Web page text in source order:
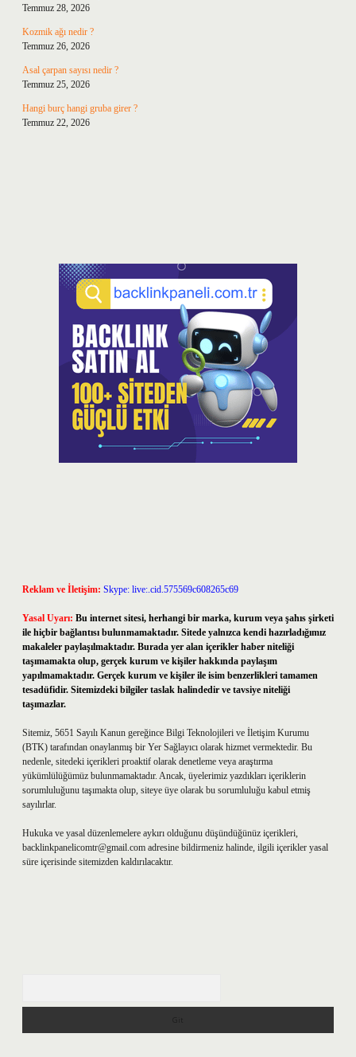
Temmuz 28, 2026
Kozmik ağı nedir ?
Temmuz 26, 2026
Asal çarpan sayısı nedir ?
Temmuz 25, 2026
Hangi burç hangi gruba girer ?
Temmuz 22, 2026
Reklam ve İletişim: Skype: live:.cid.575569c608265c69
Yasal Uyarı: Bu internet sitesi, herhangi bir marka, kurum veya şahıs şirketi
ile hiçbir bağlantısı bulunmamaktadır. Sitede yalnızca kendi hazırladığımız
makaleler paylaşılmaktadır. Burada yer alan içerikler haber niteliği
taşımamakta olup, gerçek kurum ve kişiler hakkında paylaşım
yapılmamaktadır. Gerçek kurum ve kişiler ile isim benzerlikleri tamamen
tesadüfidir. Sitemizdeki bilgiler taslak halindedir ve tavsiye niteliği
taşımazlar.
Sitemiz, 5651 Sayılı Kanun gereğince Bilgi Teknolojileri ve İletişim Kurumu
(BTK) tarafından onaylanmış bir Yer Sağlayıcı olarak hizmet vermektedir. Bu
nedenle, sitedeki içerikleri proaktif olarak denetleme veya araştırma
yükümlülüğümüz bulunmamaktadır. Ancak, üyelerimiz yazdıkları içeriklerin
sorumluluğunu taşımakta olup, siteye üye olarak bu sorumluluğu kabul etmiş
sayılırlar.
Hukuka ve yasal düzenlemelere aykırı olduğunu düşündüğünüz içerikleri,
backlinkpanelicomtr@gmail.com adresine bildirmeniz halinde, ilgili içerikler yasal
süre içerisinde sitemizden kaldırılacaktır.